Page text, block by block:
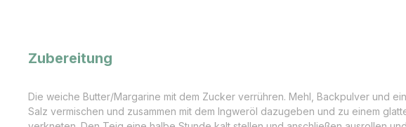
Zubereitung
Die weiche Butter/Margarine mit dem Zucker verrühren. Mehl, Backpulver und
Salz vermischen und zusammen mit dem Ingweröl dazugeben und zu einem